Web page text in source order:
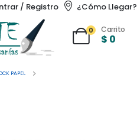
/ Registro ¿Cómo Llegar?
0 Carrito
$ 0
PAPEL